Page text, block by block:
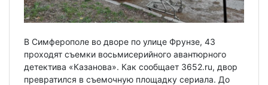
В Симферополе во дворе по улице Фрунзе, 43
проходят съемки восьмисерийного авантюрного
детектива «Казанова». Как сообщает 3652.ru, двор
превратился в съемочную площадку сериала. До